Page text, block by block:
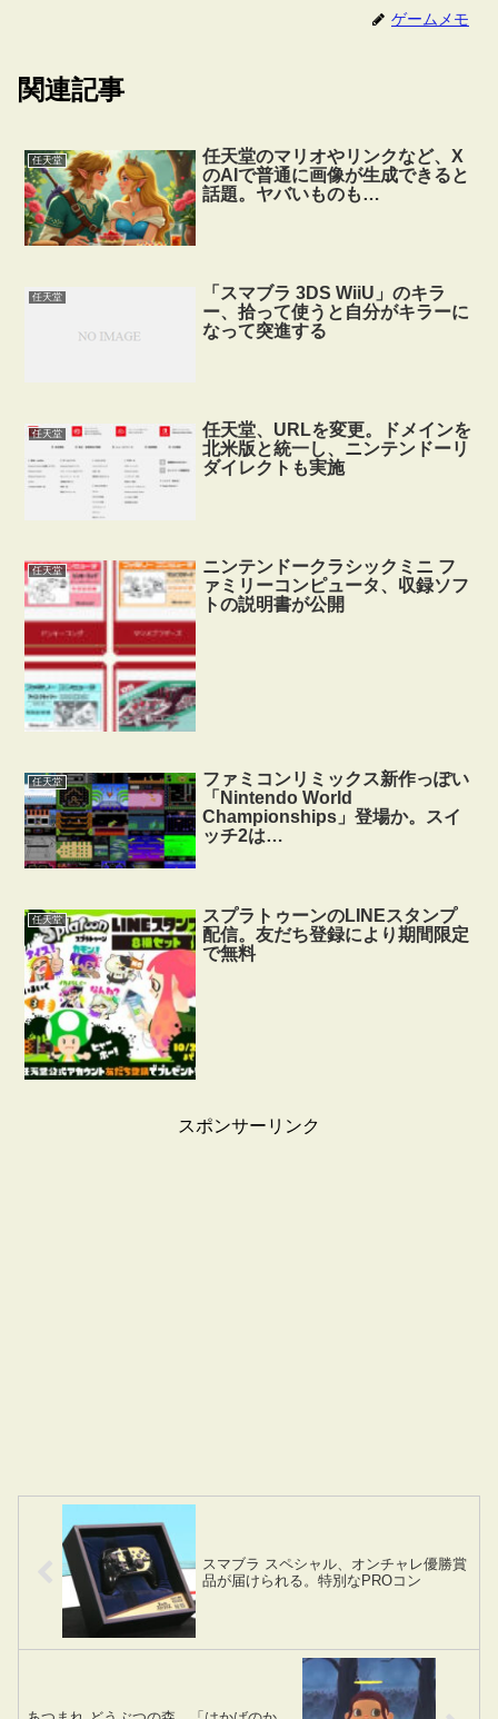
ゲームメモ
関連記事
任天堂
任天堂のマリオやリンクなど、X
のAIで普通に画像が生成できると
話題。ヤバいものも…
任天堂
「スマブラ 3DS WiiU」のキラ
ー、拾って使うと自分がキラーに
なって突進する
任天堂
任天堂、URLを変更。ドメインを
北米版と統一し、ニンテンドーリ
ダイレクトも実施
任天堂
ニンテンドークラシックミニ フ
ァミリーコンピュータ、収録ソフ
トの説明書が公開
任天堂
ファミコンリミックス新作っぽい
「Nintendo World
Championships」登場か。スイ
ッチ2は…
任天堂
スプラトゥーンのLINEスタンプ
配信。友だち登録により期間限定
で無料
スポンサーリンク
スマブラ スペシャル、オンチャレ優勝賞
品が届けられる。特別なPROコン